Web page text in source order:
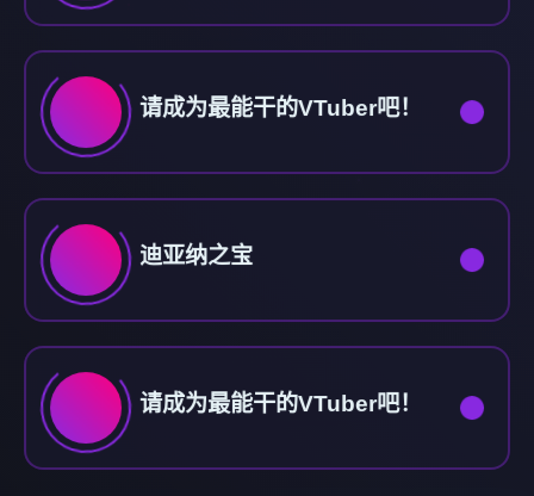
请成为最能干的VTuber吧！
迪亚纳之宝
请成为最能干的VTuber吧！